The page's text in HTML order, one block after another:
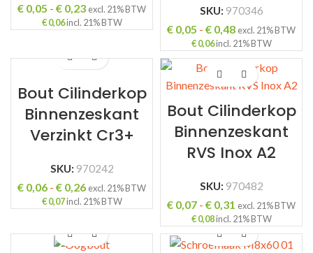
€ 0,05 - € 0,23Prijsklasse:
€ 0,05
excl. 21% BTW
€0,06incl. 21% BTW
SKU: 970346
€ 0,05 - € 0,48Prijsklasse:
€ 0,05
tot
€ 0,48
excl. 21% BTW
€0,06incl. 21% BTW
Bout Cilinderkop
Binnenzeskant
Verzinkt Cr3+
SKU: 970242
€ 0,06 - € 0,26Prijsklasse:
€ 0,06
excl. 21% BTW
€0,07incl. 21% BTW
Bout Cilinderkop
Binnenzeskant
RVS Inox A2
SKU: 970482
€ 0,07 - € 0,31 Prijsklasse:
€ 0,07
tot
€ 0,31
excl. 21% BTW
€0,08incl. 21% BTW